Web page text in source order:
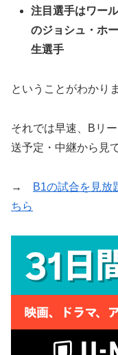
注目選手はワー
のジョシュ・ホ
生選手
ということがわかり
それでは早速、Bリ
送予定・中継から見
→
B1の試合を見放
ちら